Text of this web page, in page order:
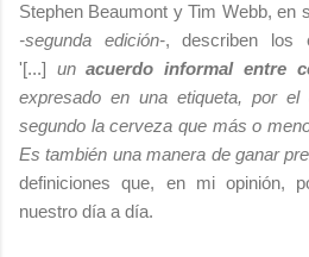
Stephen Beaumont y Tim Webb, en
-segunda edición-, describen los
'[...] unacuerdo informal entre
expresado en una etiqueta, por
segundo la cerveza que más o
Es también una manera de ganar
definiciones que, en mi opinión,
nuestro día a día.